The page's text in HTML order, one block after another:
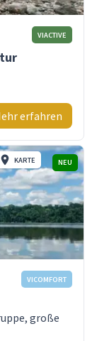
VIACTIVE
erfahren
KARTE NEU
VICOMFORT
große